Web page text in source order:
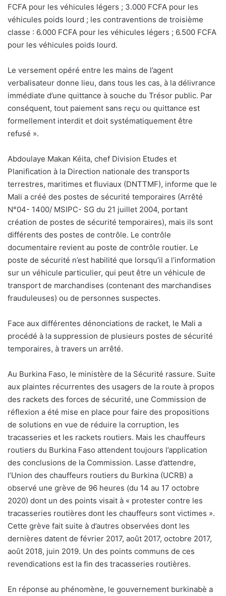
FCFA pour les véhicules légers ; 3.000 FCFA pour les
véhicules poids lourd ; les contraventions de troisième
classe : 6.000 FCFA pour les véhicules légers ; 6.500 FCFA
pour les véhicules poids lourd.
Le versement opéré entre les mains de l’agent
verbalisateur donne lieu, dans tous les cas, à la délivrance
immédiate d’une quittance à souche du Trésor public. Par
conséquent, tout paiement sans reçu ou quittance est
formellement interdit et doit systématiquement être
refusé ».
Abdoulaye Makan Kéita, chef Division Etudes et
Planification à la Direction nationale des transports
terrestres, maritimes et fluviaux (DNTTMF), informe que le
Mali a créé des postes de sécurité temporaires (Arrêté
N°04- 1400/ MSIPC- SG du 21 juillet 2004, portant
création de postes de sécurité temporaires), mais ils sont
différents des postes de contrôle. Le contrôle
documentaire revient au poste de contrôle routier. Le
poste de sécurité n’est habilité que lorsqu’il a l’information
sur un véhicule particulier, qui peut être un véhicule de
transport de marchandises (contenant des marchandises
frauduleuses) ou de personnes suspectes.
Face aux différentes dénonciations de racket, le Mali a
procédé à la suppression de plusieurs postes de sécurité
temporaires, à travers un arrêté.
Au Burkina Faso, le ministère de la Sécurité rassure. Suite
aux plaintes récurrentes des usagers de la route à propos
des rackets des forces de sécurité, une Commission de
réflexion a été mise en place pour faire des propositions
de solutions en vue de réduire la corruption, les
tracasseries et les rackets routiers. Mais les chauffeurs
routiers du Burkina Faso attendent toujours l’application
des conclusions de la Commission. Lasse d’attendre,
l’Union des chauffeurs routiers du Burkina (UCRB) a
observé une grève de 96 heures (du 14 au 17 octobre
2020) dont un des points visait à « protester contre les
tracasseries routières dont les chauffeurs sont victimes ».
Cette grève fait suite à d’autres observées dont les
dernières datent de février 2017, août 2017, octobre 2017,
août 2018, juin 2019. Un des points communs de ces
revendications est la fin des tracasseries routières.
En réponse au phénomène, le gouvernement burkinabè a